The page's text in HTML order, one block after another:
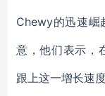
Chewy的迅速崛
意 ，他们表示，
跟上这一增长速